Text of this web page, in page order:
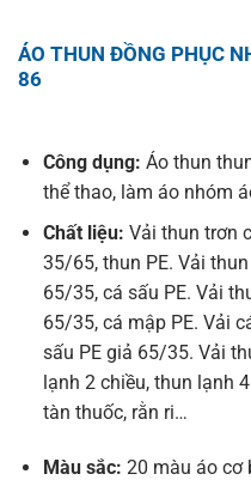
ÁO THUN ĐỒNG PHỤC
86
Công dụng: Áo thun
thể thao, làm áo nhóm
Chất liệu: Vải thun trơn
35/65, thun PE. Vải
65/35, cá sấu PE. Vải
65/35, cá mập PE. Vải
sấu PE giả 65/35. Vải
lạnh 2 chiều, thun lạnh
tàn thuốc, rằn ri…
Màu sắc: 20 màu áo cơ